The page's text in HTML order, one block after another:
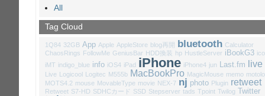
All
Tag Cloud
1Q84 32GB App Apple AppleStore blog再開 bluetooth Calculator
ChaosRings FollowMe GeniusBar HDD換装 hp HustleServer iBookG3
iMT indigo_blue info iOS4 iPad iPhone iPhone4 jun Last.fm live
Live Logicool Logitec M555b MacBookPro MagicMouse memo
MOTS4.2 mouse MovableType movie NEX-7 nj photo Plugin retweet
Retweet S7-HD SDHCカード SSD Stepserver tads Tpoint Twilog Twitter